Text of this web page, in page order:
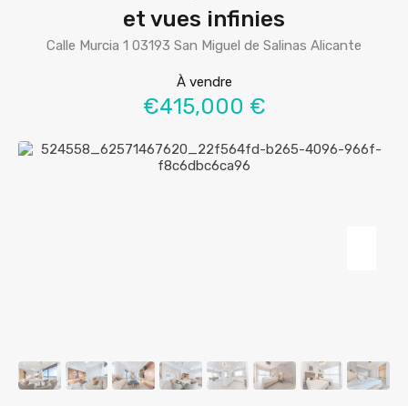
et vues infinies
Calle Murcia 1 03193 San Miguel de Salinas Alicante
À vendre
€415,000 €